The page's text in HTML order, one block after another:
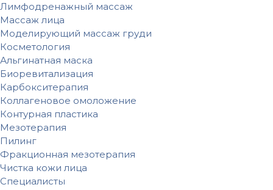
Лимфодренажный массаж
Массаж лица
Моделирующий массаж груди
Косметология
Альгинатная маска
Биоревитализация
Карбокситерапия
Коллагеновое омоложение
Контурная пластика
Мезотерапия
Пилинг
Фракционная мезотерапия
Чистка кожи лица
Специалисты